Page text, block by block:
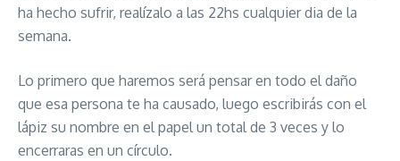
ha hecho sufrir, realízalo a las 22hs cualquier dia de la
semana.
Lo primero que haremos será pensar en todo el daño
que esa persona te ha causado, luego escribirás con el
lápiz su nombre en el papel un total de 3 veces y lo
encerraras en un círculo.